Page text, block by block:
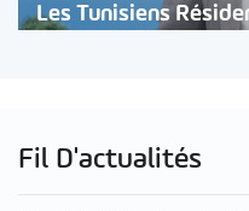
Les Tunisiens
Fil D'actualités